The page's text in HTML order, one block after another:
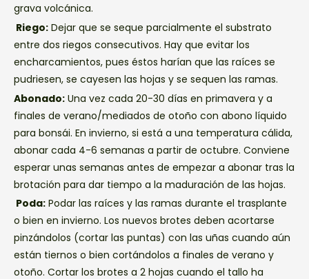
grava volcánica.
Riego: Dejar que se seque parcialmente el substrato
entre dos riegos consecutivos. Hay que evitar los
encharcamientos, pues éstos harían que las raíces se
pudriesen, se cayesen las hojas y se sequen las ramas.
Abonado: Una vez cada 20-30 días en primavera y a
finales de verano/mediados de otoño con abono líquido
para bonsái. En invierno, si está a una temperatura cálida,
abonar cada 4-6 semanas a partir de octubre. Conviene
esperar unas semanas antes de empezar a abonar tras la
brotación para dar tiempo a la maduración de las hojas.
Poda: Podar las raíces y las ramas durante el trasplante
o bien en invierno. Los nuevos brotes deben acortarse
pinzándolos (cortar las puntas) con las uñas cuando aún
están tiernos o bien cortándolos a finales de verano y
otoño. Cortar los brotes a 2 hojas cuando el tallo ha